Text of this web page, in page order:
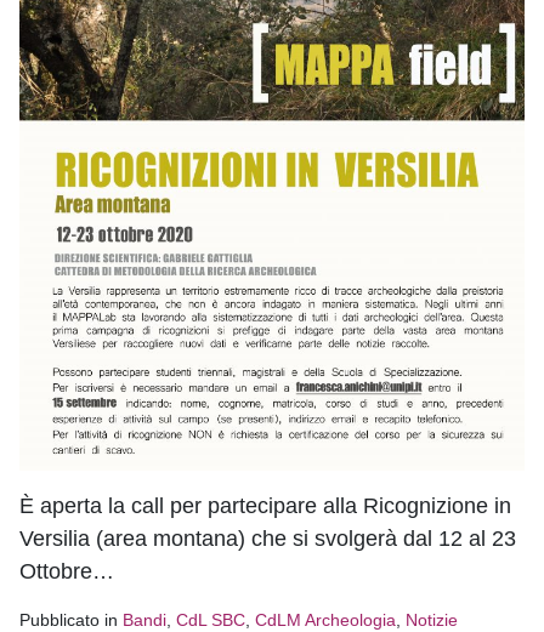
È aperta la call per partecipare alla Ricognizione in
Versilia (area montana) che si svolgerà dal 12 al 23
Ottobre…
Pubblicato in Bandi, CdL SBC, CdLM Archeologia, Notizie